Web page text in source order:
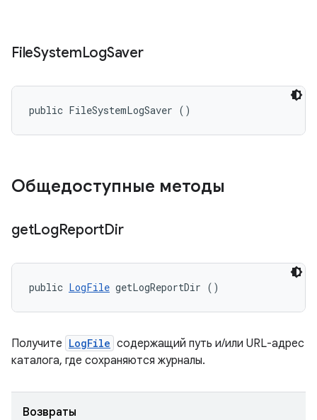
FileSystemLogSaver
public FileSystemLogSaver ()
Общедоступные методы
getLogReportDir
public LogFile getLogReportDir ()
Получите LogFile содержащий путь и/или URL-адрес
каталога, где сохраняются журналы.
Возвраты